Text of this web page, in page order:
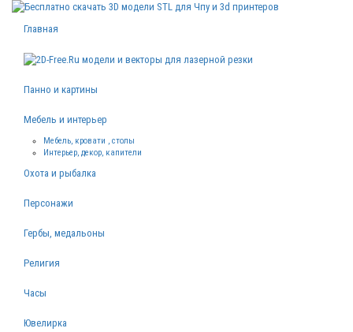
Главная
Панно и картины
Мебель и интерьер
Мебель, кровати , столы
Интерьер, декор, капители
Охота и рыбалка
Персонажи
Гербы, медальоны
Религия
Часы
Ювелирка